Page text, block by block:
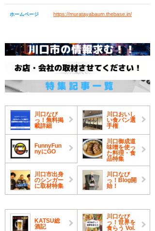
ホームページ https://muratayabaum.thebase.in/
川口なび
っ！無料掲
載詳細
川口おいし
い食パン選
手権
FunnyFun
nyにGO
川口御成道
味噌を使っ
た料理・食
品特集
川口市出身
のシンガー
に取材特集
川口なび
っ！Blog開
始！
KATSU総
酒記
川口なび
っ！世界を
食らう Vol.